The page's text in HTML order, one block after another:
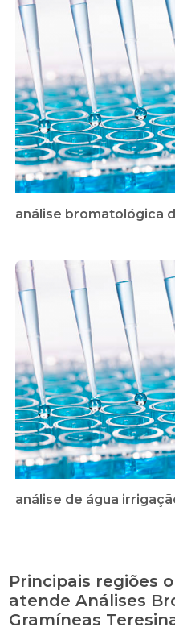
análise bromatológica
análise de água
Principais regiões
atende Análises
Gramíneas